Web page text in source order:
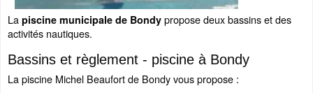
La piscine municipale de Bondy propose deux bassins et des
activités nautiques.
Bassins et règlement - piscine à Bondy
La piscine Michel Beaufort de Bondy vous propose :